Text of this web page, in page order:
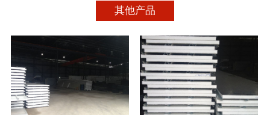
其他产品